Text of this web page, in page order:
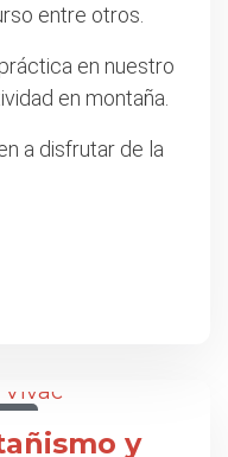
entre otros.
en nuestro
en montaña.
a disfrutar de la
y